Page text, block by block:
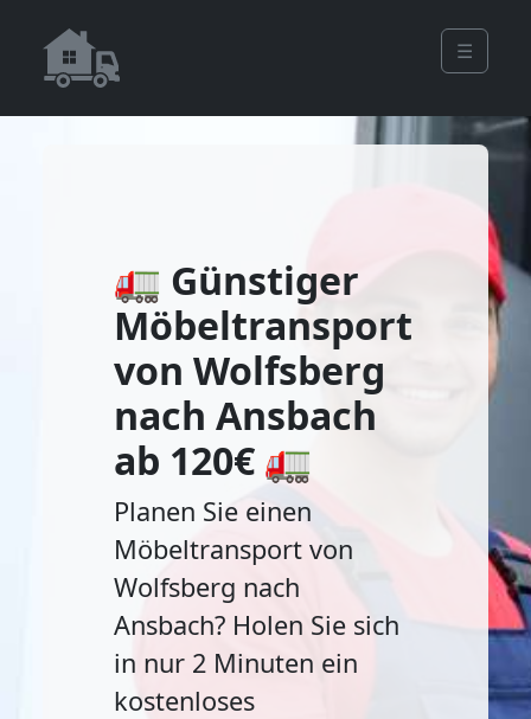
☰
🚛 Günstiger
Möbeltransport
von Wolfsberg
nach Ansbach
ab 120€ 🚛
Planen Sie einen
Möbeltransport von
Wolfsberg nach
Ansbach? Holen Sie sich
in nur 2 Minuten ein
kostenloses